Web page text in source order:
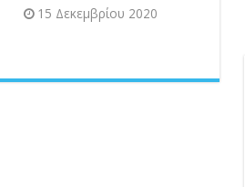
15 Δεκεμβρίου 2020